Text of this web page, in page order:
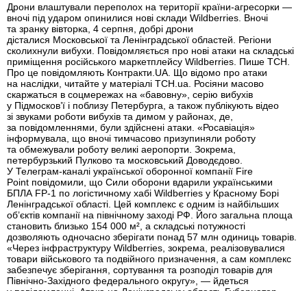
Дрони влаштували переполох на території країни-агресорки —
вночі під ударом опинилися нові склади Wildberries. Вночі
та зранку вівторка, 4 серпня, добрі дрони
дісталися Московської та Ленінградської областей. Регіони
сколихнули вибухи. Повідомляється про нові атаки на складські
приміщення російського маркетплейсу Wildberries. Пише ТСН.
Про це повідомляють Контракти.UA. Що відомо про атаки
на наслідки, читайте у матеріалі ТСН.ua. Росіяни масово
скаржаться в соцмережах на «бавовну», серію вибухів
у Підмосков’ї і поблизу Петербурга, а також публікують відео
зі звуками роботи вибухів та димом у районах, де,
за повідомленнями, були здійснені атаки. «Росавіація»
інформувала, що вночі тимчасово призупиняли роботу
та обмежували роботу великі аеропорти. Зокрема,
петербурзький Пулково та московський Доводєдово.
У Телеграм-каналі української оборонної компанії Fire
Point повідомили, що Сили оборони вдарили українськими
БПЛА FP-1 по логістичному хабі Wildberries у Красному Борі
Ленінградської області. Цей комплекс є одним із найбільших
об’єктів компанії на північному заході РФ. Його загальна площа
становить близько 154 000 м², а складські потужності
дозволяють одночасно зберігати понад 57 млн одиниць товарів.
«Через інфраструктуру Wildberries, зокрема, реалізовувалися
товари військового та подвійного призначення, а сам комплекс
забезпечує зберігання, сортування та розподіл товарів для
Північно-Західного федерального округу», — йдеться